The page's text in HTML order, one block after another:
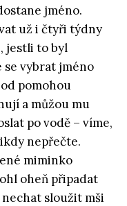
jméno.
už i čtyři týdny
jestli to byl
se vybrat jméno
pomohou
a můžou mu
po vodě – víme,
nepřečte.
miminko
oheň připadat
sloužit mši